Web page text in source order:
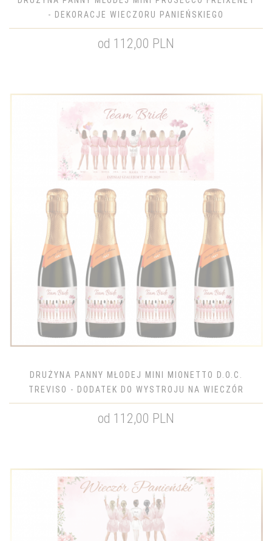
- DEKORACJE WIECZORU PANIEŃSKIEGO
od 112,00 PLN
DRUŻYNA PANNY MŁODEJ MINI MIONETTO D.O.C.
TREVISO - DODATEK DO WYSTROJU NA WIECZÓR
PANIEŃSKI
od 112,00 PLN